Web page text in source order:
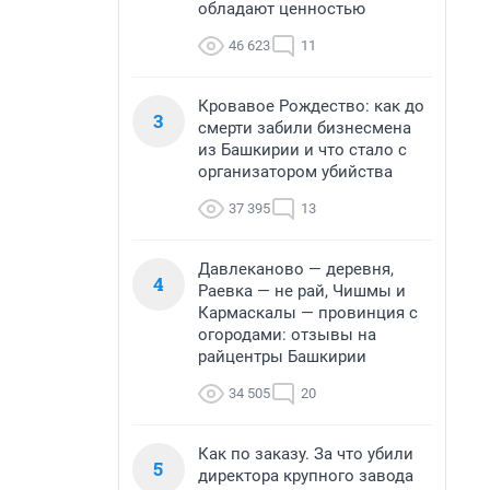
обладают ценностью
46 623 11
3
Кровавое Рождество: как до
смерти забили бизнесмена
из Башкирии и что стало с
организатором убийства
37 395 13
4
Давлеканово — деревня,
Раевка — не рай, Чишмы и
Кармаскалы — провинция с
огородами: отзывы на
райцентры Башкирии
34 505 20
5
Как по заказу. За что убили
директора крупного завода